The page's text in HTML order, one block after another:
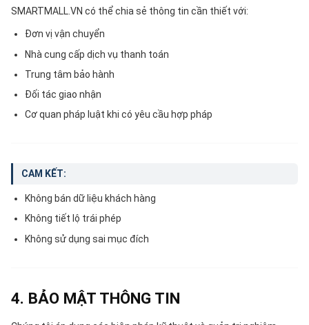
SMARTMALL.VN có thể chia sẻ thông tin cần thiết với:
Đơn vị vận chuyển
Nhà cung cấp dịch vụ thanh toán
Trung tâm bảo hành
Đối tác giao nhận
Cơ quan pháp luật khi có yêu cầu hợp pháp
CAM KẾT:
Không bán dữ liệu khách hàng
Không tiết lộ trái phép
Không sử dụng sai mục đích
4. BẢO MẬT THÔNG TIN